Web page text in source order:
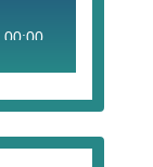
00:00